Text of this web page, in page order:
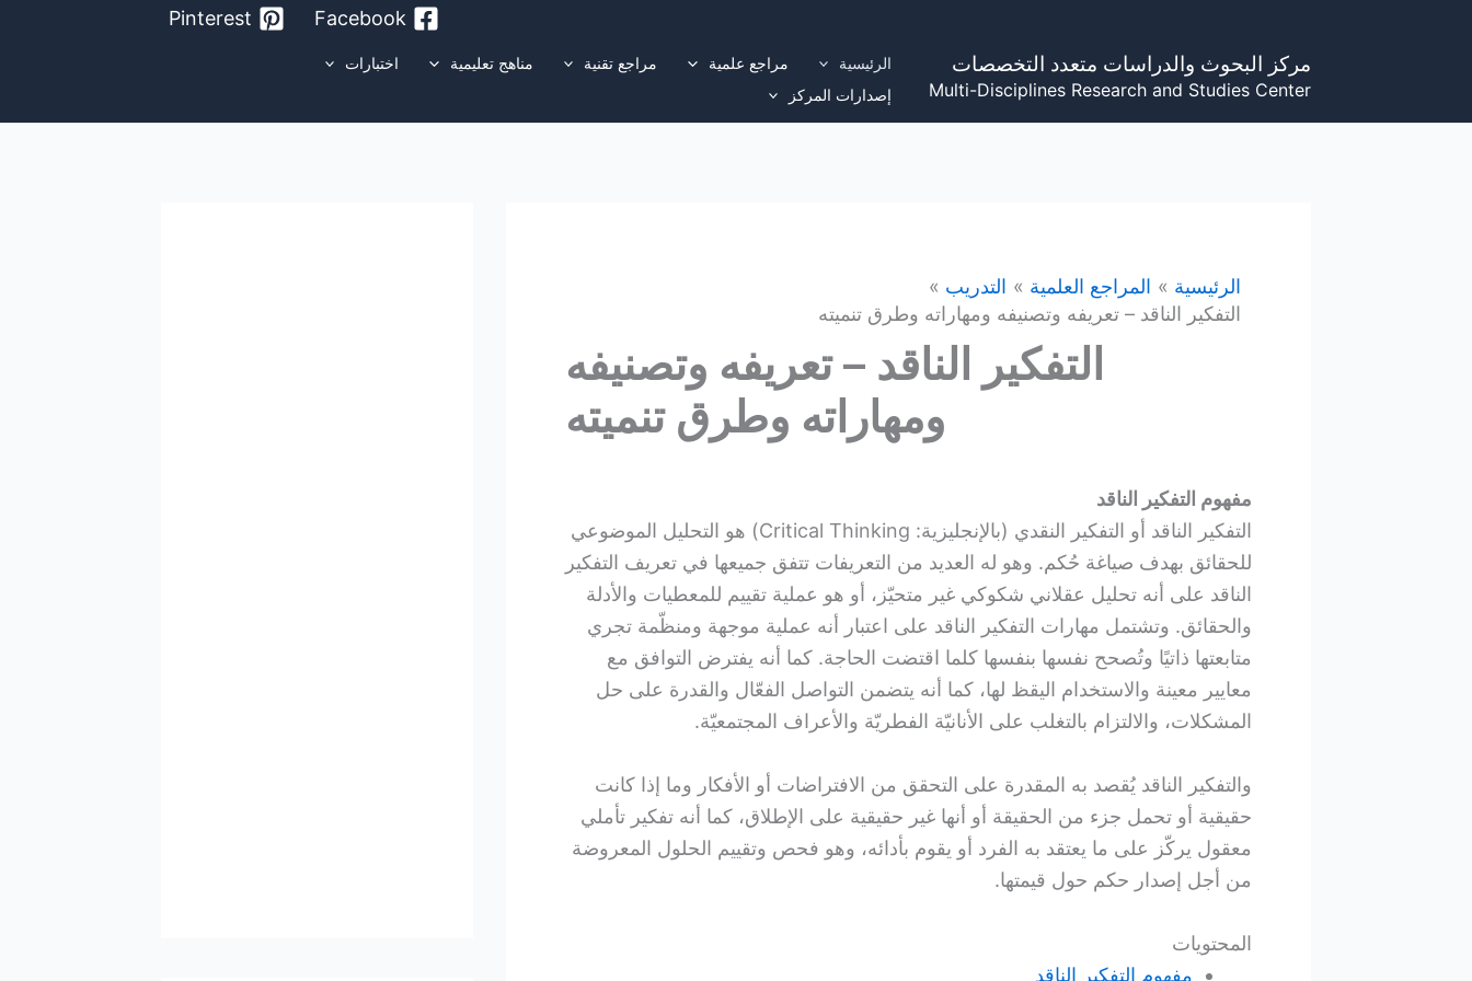
Facebook
Pinterest
مركز البحوث والدراسات متعدد التخصصات
Multi-Disciplines Research and Studies Center
الرئيسية مراجع علمية مراجع تقنية مناهج تعليمية
اختبارات
إصدارات المركز
الرئيسية المراجع العلمية
التدريب
التفكير الناقد – تعريفه وتصنيفه ومهاراته وطرق تنميته
التفكير الناقد – تعريفه وتصنيفه
ومهاراته وطرق تنميته
مفهوم التفكير الناقد
التفكير الناقد أو التفكير النقدي (بالإنجليزية: Critical Thinking) هو التحليل الموضوعي
للحقائق بهدف صياغة حُكم. وهو له العديد من التعريفات تتفق جميعها في تعريف التفكير
الناقد على أنه تحليل عقلاني شكوكي غير متحيّز، أو هو عملية تقييم للمعطيات والأدلة
والحقائق. وتشتمل مهارات التفكير الناقد على اعتبار أنه عملية موجهة ومنظّمة تجري
متابعتها ذاتيًا وتُصحح نفسها بنفسها كلما اقتضت الحاجة. كما أنه يفترض التوافق مع
معايير معينة والاستخدام اليقظ لها، كما أنه يتضمن التواصل الفعّال والقدرة على حل
المشكلات، والالتزام بالتغلب على الأنانيّة الفطريّة والأعراف المجتمعيّة.
والتفكير الناقد يُقصد به المقدرة على التحقق من الافتراضات أو الأفكار وما إذا كانت
حقيقية أو تحمل جزء من الحقيقة أو أنها غير حقيقية على الإطلاق، كما أنه تفكير تأملي
معقول يركّز على ما يعتقد به الفرد أو يقوم بأدائه، وهو فحص وتقييم الحلول المعروضة
من أجل إصدار حكم حول قيمتها.
المحتويات
مفهوم التفكير الناقد